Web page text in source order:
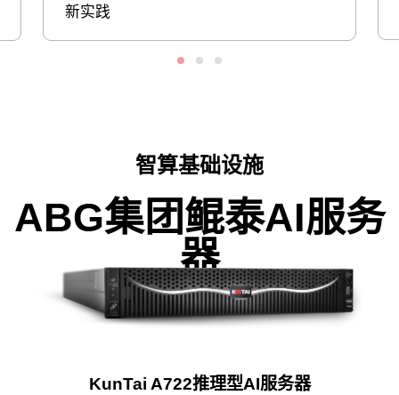
新实践
智算基础设施
ABG集团鲲泰AI服务
器
KunTai A722推理型AI服务器